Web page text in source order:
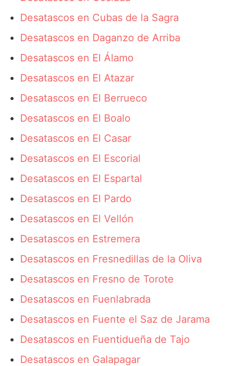
Desatascos en Cubas de la Sagra
Desatascos en Daganzo de Arriba
Desatascos en El Álamo
Desatascos en El Atazar
Desatascos en El Berrueco
Desatascos en El Boalo
Desatascos en El Casar
Desatascos en El Escorial
Desatascos en El Espartal
Desatascos en El Pardo
Desatascos en El Vellón
Desatascos en Estremera
Desatascos en Fresnedillas de la Oliva
Desatascos en Fresno de Torote
Desatascos en Fuenlabrada
Desatascos en Fuente el Saz de Jarama
Desatascos en Fuentidueña de Tajo
Desatascos en Galapagar